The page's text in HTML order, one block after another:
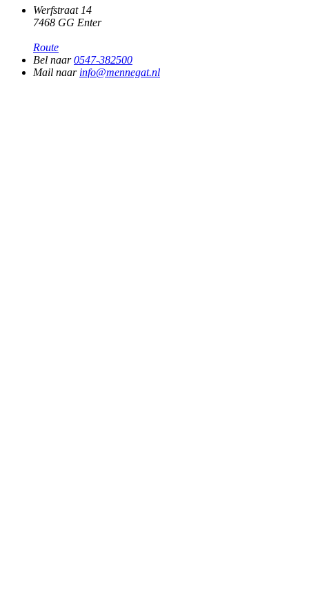
Werfstraat 14
7468 GG Enter
Route
Bel naar0547-382500
Mail naar info@mennegat.nl